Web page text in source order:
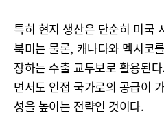
특히 현지 생산은 단순히 미국
북미는 물론, 캐나다와 멕시코
장하는 수출 교두보로 활용된
면서도 인접 국가로의 공급이
성을 높이는 전략인 것이다.